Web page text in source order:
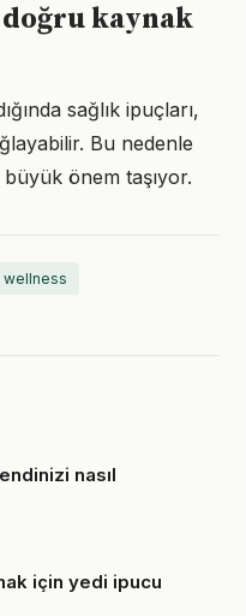
kaynak
sağlık ipuçları,
Bu nedenle
önem taşıyor.
wellness
nasıl
için yedi ipucu